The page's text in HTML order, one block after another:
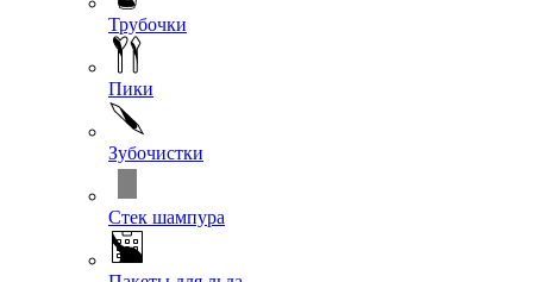
Трубочки
Пики
Зубочистки
Стек шампура